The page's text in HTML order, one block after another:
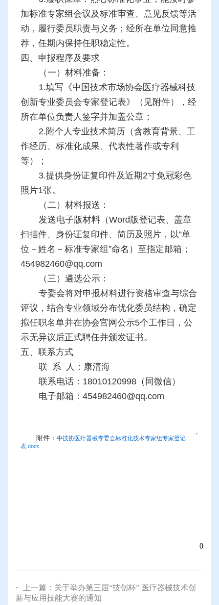
加标准专家组会议及标准审查、意见反馈等活
动，履行委员职责与义务；经所在单位同意推
荐，任期内保持任职稳定性。
四、申报程序及要求
（一）材料准备：
1.填写《中国技术市场协会医疗器械科技
创新专业委员会专家登记表》（见附件），经
所在单位负责人签字并加盖公章；
2.附个人专业技术简历（含教育背景、工
作经历、标准化成果、代表性著作或专利
等）；
3.提供身份证复印件及近期2寸免冠彩色
照片1张。
（二）材料报送：
发送电子版材料（Word版登记表、盖章
扫描件、身份证复印件、简历及照片，以“单
位－姓名－标准专家组”命名）至指定邮箱；
454982460@qq.com
（三）遴选公示：
专委会将对申报材料进行资格审查与综合
评议，结合专业领域分布优化委员结构，确定
拟任职名单并在协会官网公示5个工作日，公
示无异议后正式聘任并颁发证书。
五、联系方式
联 系 人：康清海
联系电话：18010120998（同微信）
电子邮箱：454982460@qq.com
附件： 中技协医疗器械专委会标准化技术专家组专家登记
表.docx
0
上一篇： 关于举办第三届“技创杯” 医疗器械技术创
新与应用技能大赛的通知